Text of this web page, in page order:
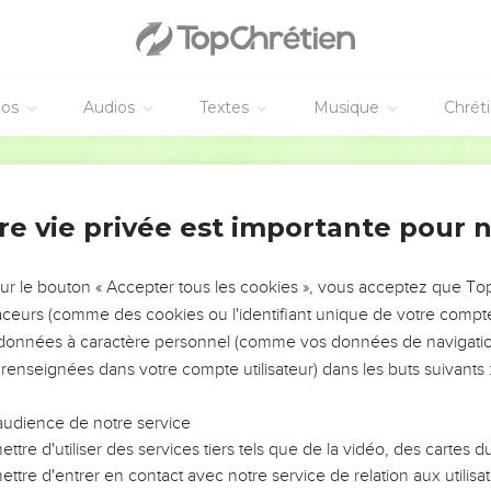
Audios Textes Musique
וְנָהַמְתָּ֥
וְֽלֹא־שָׁ֭מַעְתִּי בְּק֣וֹל
שְׁתֵה־מַ֥יִם
אַיֶּ֥לֶת אֲהָבִ֗ים וְֽיַעֲלַ֫ת־חֵ֥ן דַּ֭דֶּיהָ יְרַוֻּ֣ךָ
כִּ֤י נֹ֨כַח ׀ עֵינֵ֣י יְ֭הוָה
עַֽווֹנוֹתָ֗יו יִלְכְּדֻנ֥וֹ
vie privée est importante pour
le bouton « Accepter tous les cookies », vous acceptez que
(comme des cookies ou l'identifiant unique de votre
à caractère personnel (comme vos données de
dans votre compte utilisateur) dans les buts suivants :
de notre service
d'utiliser des services tiers tels que de la vidéo, des cartes
d'entrer en contact avec notre service de relation aux